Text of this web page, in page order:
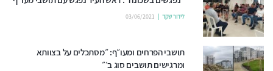
לידור שקד 03/06/2021
תושבי הפרחים ומעו״ף: ״מסתכלים על בצוותא
ומרגישים תושבים סוג ב׳״